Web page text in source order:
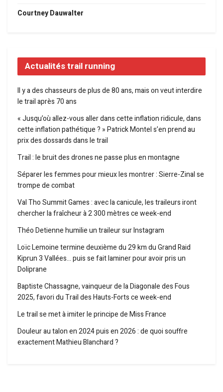
Courtney Dauwalter
Actualités trail running
Il y a des chasseurs de plus de 80 ans, mais on veut interdire
le trail après 70 ans
« Jusqu’où allez-vous aller dans cette inflation ridicule, dans
cette inflation pathétique ? » Patrick Montel s’en prend au
prix des dossards dans le trail
Trail : le bruit des drones ne passe plus en montagne
Séparer les femmes pour mieux les montrer : Sierre-Zinal se
trompe de combat
Val Tho Summit Games : avec la canicule, les traileurs iront
chercher la fraîcheur à 2 300 mètres ce week-end
Théo Detienne humilie un traileur sur Instagram
Loïc Lemoine termine deuxième du 29 km du Grand Raid
Kiprun 3 Vallées… puis se fait laminer pour avoir pris un
Doliprane
Baptiste Chassagne, vainqueur de la Diagonale des Fous
2025, favori du Trail des Hauts-Forts ce week-end
Le trail se met à imiter le principe de Miss France
Douleur au talon en 2024 puis en 2026 : de quoi souffre
exactement Mathieu Blanchard ?